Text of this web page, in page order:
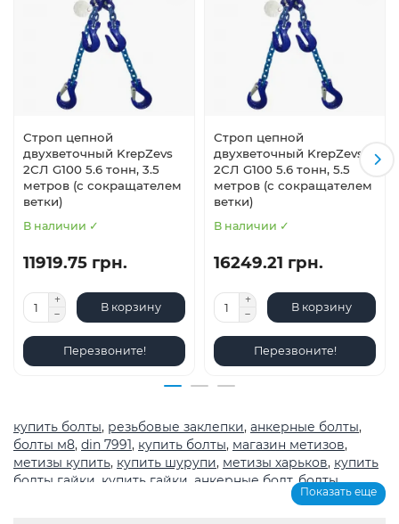
Строп цепной
двухветочный KrepZevs
2СЛ G100 5.6 тонн, 3.5
метров (с сокращателем
ветки)
В наличии ✓
11919.75 грн.
В корзину
Перезвоните!
Строп цепной
двухветочный KrepZevs
2СЛ G100 5.6 тонн, 5.5
метров (с сокращателем
ветки)
В наличии ✓
16249.21 грн.
В корзину
Перезвоните!
купить болты, резьбовые заклепки, анкерные болты,
болты м8, din 7991, купить болты, магазин метизов,
метизы купить, купить шурупи, метизы харьков, купить
болты гайки купить гайки анкерные болт,болты,
метрическая резьба с крупным шагом,магазин
Показать еще